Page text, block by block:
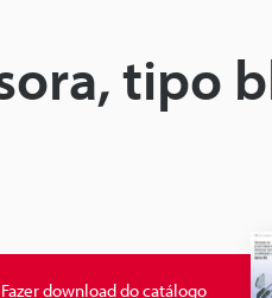
tipo
Fazer download do catálogo